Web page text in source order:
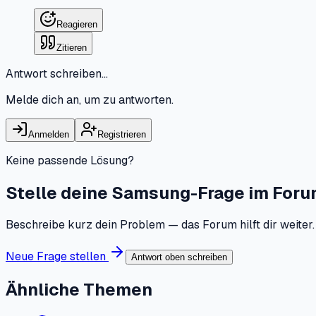
Reagieren
Zitieren
Antwort schreiben…
Melde dich an, um zu antworten.
Anmelden Registrieren
Keine passende Lösung?
Stelle deine Samsung-Frage im
Beschreibe kurz dein Problem — das Forum hilft dir weiter.
Neue Frage stellen Antwort oben schreiben
Ähnliche Themen